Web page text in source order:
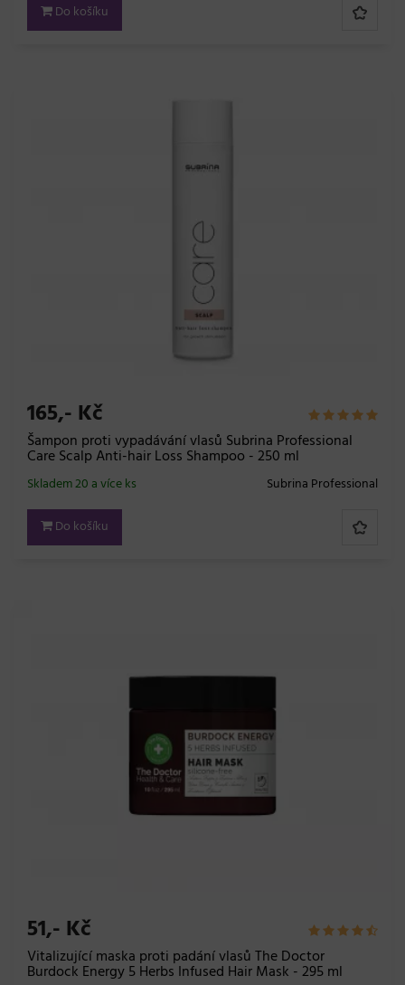
Do košíku
165,- Kč
Šampon proti vypadávání vlasů Subrina Professional
Care Scalp Anti-hair Loss Shampoo - 250 ml
Subrina Professional
Skladem 20 a více ks
Do košíku
51,- Kč
Vitalizující maska proti padání vlasů The Doctor
Burdock Energy 5 Herbs Infused Hair Mask - 295 ml